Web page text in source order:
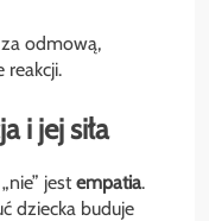
odmową,
reakcji.
i jej siła
jest empatia.
dziecka buduje